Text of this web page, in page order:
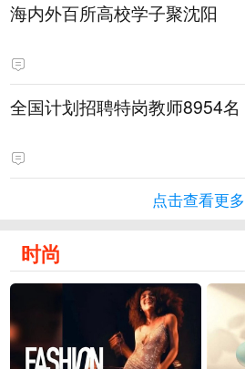
海内外百所高校学子聚沈阳
全国计划招聘特岗教师8954名
点击查看更多
时尚